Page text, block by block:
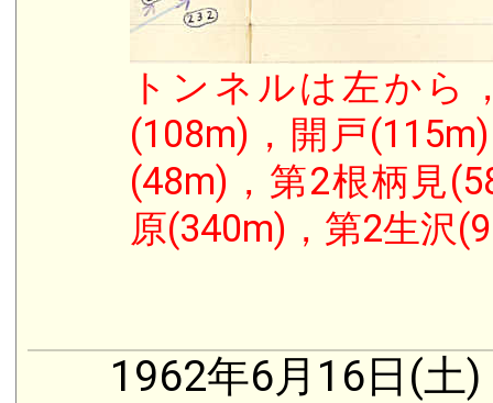
トンネルは左から
(108m)，開戸
(48m)，第2根柄見
原(340m)，第2生沢
1962年6月16日(土)